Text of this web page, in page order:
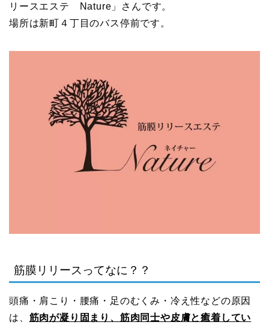
リースエステ Nature」さんです。
場所は新町４丁目のバス停前です。
筋膜リリースってなに？？
頭痛・肩こり・腰痛・足のむくみ・冷え性などの原因
は、 筋肉が凝り固まり、筋肉同士や皮膚と癒着してい